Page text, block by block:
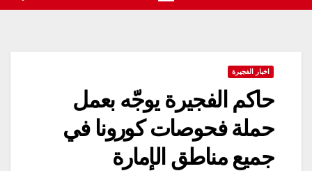
اخبار الفجيرة
حاكم الفجيرة يوجّه بعمل
حملة فحوصات كورونا في
جميع مناطق الإمارة